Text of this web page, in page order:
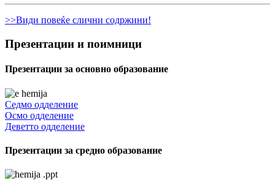
>>Види повеќе слични содржини!
Презентации и поимници
Презентации за основно образование
Седмо одделение
Осмо одделение
Деветто одделение
Презентации за средно образование